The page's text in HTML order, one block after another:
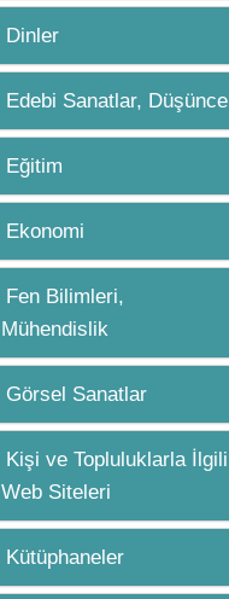
Dinler
Edebi Sanatlar, Düşünce
Eğitim
Ekonomi
Fen Bilimleri,
Mühendislik
Görsel Sanatlar
Kişi ve Topluluklarla İlgili
Web Siteleri
Kütüphaneler